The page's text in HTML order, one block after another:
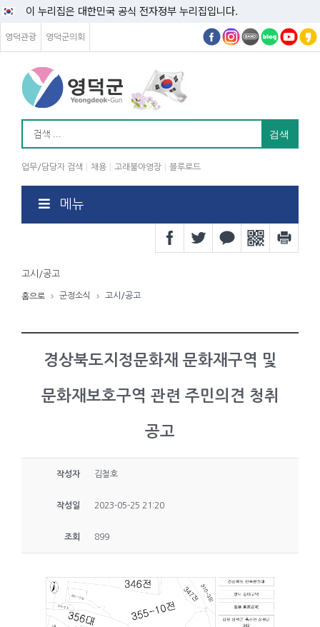
이 누리집은 대한민국 공식 전자정부 누리집입니다.
영덕관광 영덕군의회
업무/담당자 검색 채용 고래불야영장 블루로드
메뉴
고시/공고
홈으로 군정소식 고시/공고
경상북도지정문화재 문화재구역 및
문화재보호구역 관련 주민의견 청취
공고
작성자 김철호
작성일 2023-05-25 21:20
조회 899